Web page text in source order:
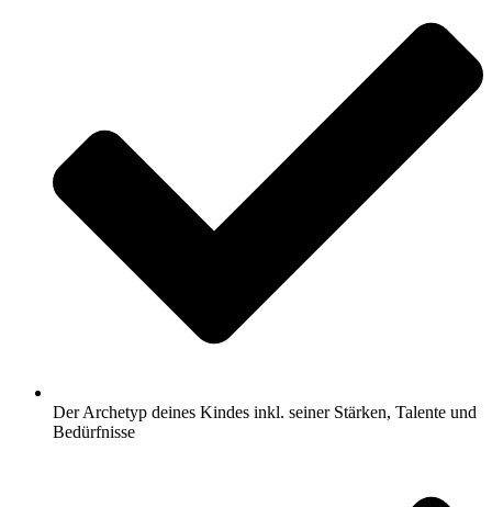
Der Archetyp deines Kindes inkl. seiner Stärken, Talente und
Bedürfnisse